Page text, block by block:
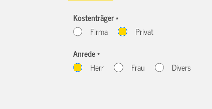
Kostenträger *
Firma
Privat
Anrede *
Herr
Frau Divers